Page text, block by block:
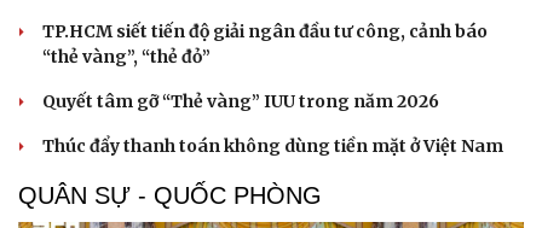
TP.HCM siết tiến độ giải ngân đầu tư công, cảnh báo
“thẻ vàng”, “thẻ đỏ”
Quyết tâm gỡ “Thẻ vàng” IUU trong năm 2026
Thúc đẩy thanh toán không dùng tiền mặt ở Việt Nam
QUÂN SỰ - QUỐC PHÒNG